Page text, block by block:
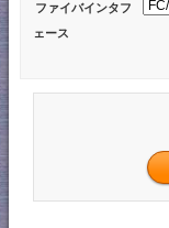
ファイバインタフ
ェース